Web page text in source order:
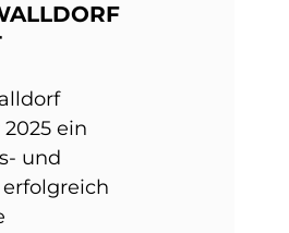
ein
und